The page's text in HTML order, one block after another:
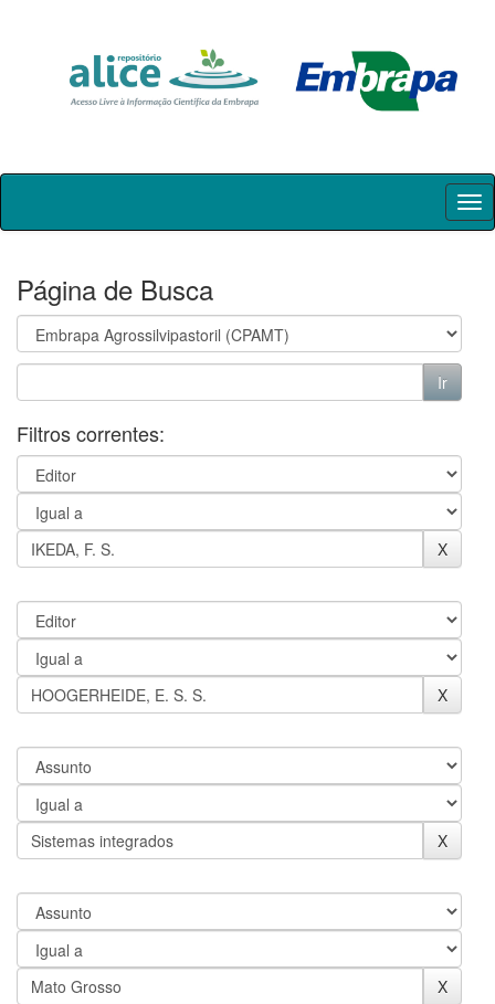
Skip
Página de Busca
Filtros correntes: